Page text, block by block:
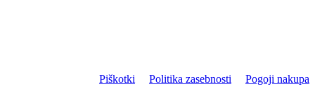
Piškotki
Politika zasebnosti Pogoji nakupa